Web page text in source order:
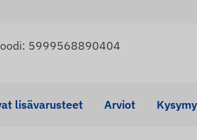
5999568890404
lisävarusteet Arviot